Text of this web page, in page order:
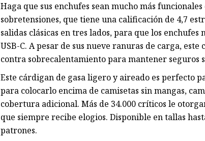
Haga que sus enchufes sean mucho más
sobretensiones, que tiene una calificación de 4,7
salidas clásicas en tres lados, para que los
USB-C. A pesar de sus nueve ranuras de carga,
contra sobrecalentamiento para mantener seguros
Este cárdigan de gasa ligero y aireado es perfecto
para colocarlo encima de camisetas sin mangas,
cobertura adicional. Más de 34.000 críticos le
que siempre recibe elogios. Disponible en tallas
patrones.